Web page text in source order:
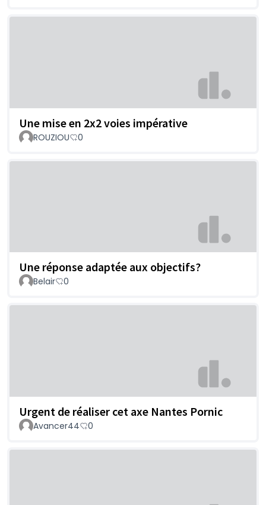
Une mise en 2x2 voies impérative
ROUZIOU 0
Une réponse adaptée aux objectifs?
Belair 0
Urgent de réaliser cet axe Nantes Pornic
Avancer44 0